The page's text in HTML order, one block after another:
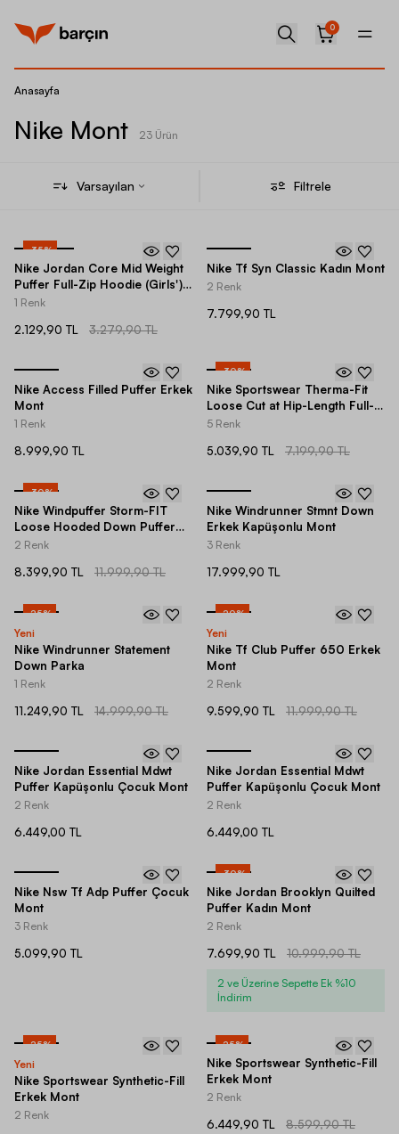
0
Anasayfa
Nike Mont 23 Ürün
Varsayılan Filtrele
-35%
Nike Jordan Core Mid Weight
Puffer Full-Zip Hoodie (Girls')
Çocuk Mont
1 Renk
2.129,90 TL 3.279,90 TL
Nike Tf Syn Classic Kadın Mont
2 Renk
7.799,90 TL
Nike Access Filled Puffer Erkek
Mont
1 Renk
8.999,90 TL
-30%
Nike Sportswear Therma-Fit
Loose Cut at Hip-Length Full-
Zip Hoodie Kadın Mont
5 Renk
5.039,90 TL 7.199,90 TL
-30%
Nike Windpuffer Storm-FIT
Loose Hooded Down Puffer
Kadın Mont
2 Renk
8.399,90 TL 11.999,90 TL
Nike Windrunner Stmnt Down
Erkek Kapüşonlu Mont
3 Renk
17.999,90 TL
-25%
Yeni
Nike Windrunner Statement
Down Parka
1 Renk
11.249,90 TL 14.999,90 TL
-20%
Yeni
Nike Tf Club Puffer 650 Erkek
Mont
2 Renk
9.599,90 TL 11.999,90 TL
Nike Jordan Essential Mdwt
Puffer Kapüşonlu Çocuk Mont
2 Renk
6.449,00 TL
Nike Jordan Essential Mdwt
Puffer Kapüşonlu Çocuk Mont
2 Renk
6.449,00 TL
Nike Nsw Tf Adp Puffer Çocuk
Mont
3 Renk
5.099,90 TL
-30%
Nike Jordan Brooklyn Quilted
Puffer Kadın Mont
2 Renk
7.699,90 TL 10.999,90 TL
2 ve Üzerine Sepette Ek %10
İndirim
-25%
Yeni
Nike Sportswear Synthetic-Fill
Erkek Mont
2 Renk
-25%
Nike Sportswear Synthetic-Fill
Erkek Mont
2 Renk
6.449,90 TL 8.599,90 TL